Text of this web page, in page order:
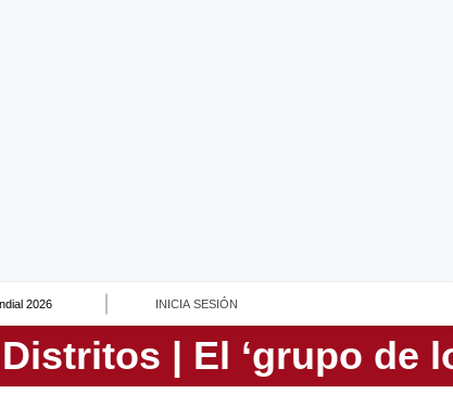
2026 INICIA SESIÓN